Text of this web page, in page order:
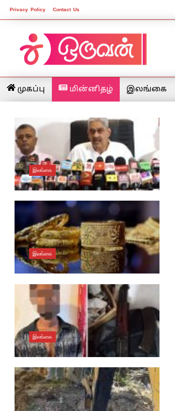
Privacy Policy Contact Us
முகப்பு மின்னிதழ் இலங்கை
இலங்கை
இலங்கை
இலங்கை